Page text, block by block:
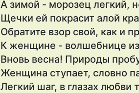
А зимой - морозец легкий,
Щечки ей покрасит алой
Обратите взор свой, как и
К женщине - волшебнице из
Вновь весна! Природы
Женщина ступает, словно
Легкий шаг, в глазах любви